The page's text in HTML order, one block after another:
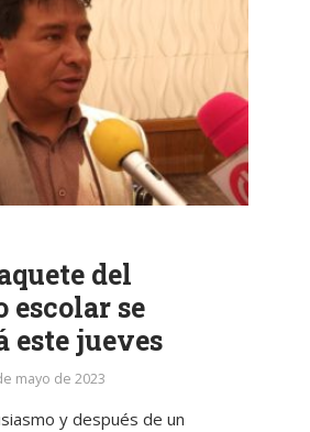
del
escolar se
este jueves
mayo de 2023
y después de un